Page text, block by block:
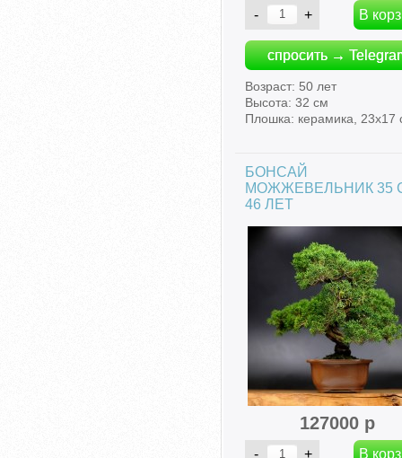
спросить →
Возраст: 50 лет
Высота: 32 см
Плошка: керамика, 23х17
БОНСАЙ
МОЖЖЕВЕЛЬНИК 35
46 ЛЕТ
127000 р